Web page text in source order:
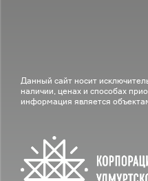
Данный сайт носит
наличии, ценах и способах
информация является